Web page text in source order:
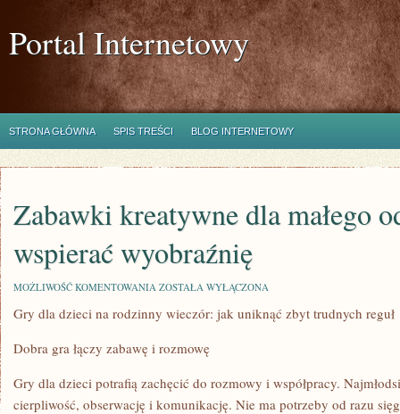
Portal Internetowy
STRONA GŁÓWNA SPIS TREŚCI BLOG INTERNETOWY
Zabawki kreatywne dla małego
wspierać wyobraźnię
MOŻLIWOŚĆ KOMENTOWANIA ZABAWKI
DLA
JAK
WYOBRAŹNIĘ
ZOSTAŁA WYŁĄCZONA
Gry dla dzieci na rodzinny wieczór: jak uniknąć zbyt trudnych reguł
Dobra gra łączy zabawę i rozmowę
Gry dla dzieci potrafią zachęcić do rozmowy i współpracy.
cierpliwość, obserwację i komunikację. Nie ma potrzeby od razu